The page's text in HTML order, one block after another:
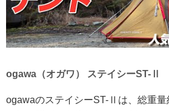
ogawa（オガワ） ステイシーST-Ⅱ
ogawaのステイシーST-Ⅱは、総重量